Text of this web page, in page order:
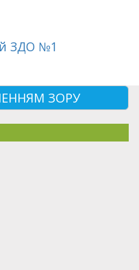
ЗДО №1
ЗОРУ